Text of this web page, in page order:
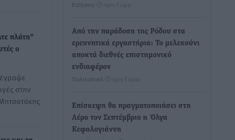
πλάτη"
ο
στην
Ειδήσεις πριν 1 ώρα
Από την παράδοση της Ρόδου στα
ερευνητικά εργαστήρια: Το μελεκούνι
αποκτά διεθνές επιστημονικό
ενδιαφέρον
Πολιτιστικά πριν 1 ώρα
Επίσκεψη θα πραγματοποιήσει στη
Λέρο τον Σεπτέμβριο η Όλγα
Κεφαλογιάννη